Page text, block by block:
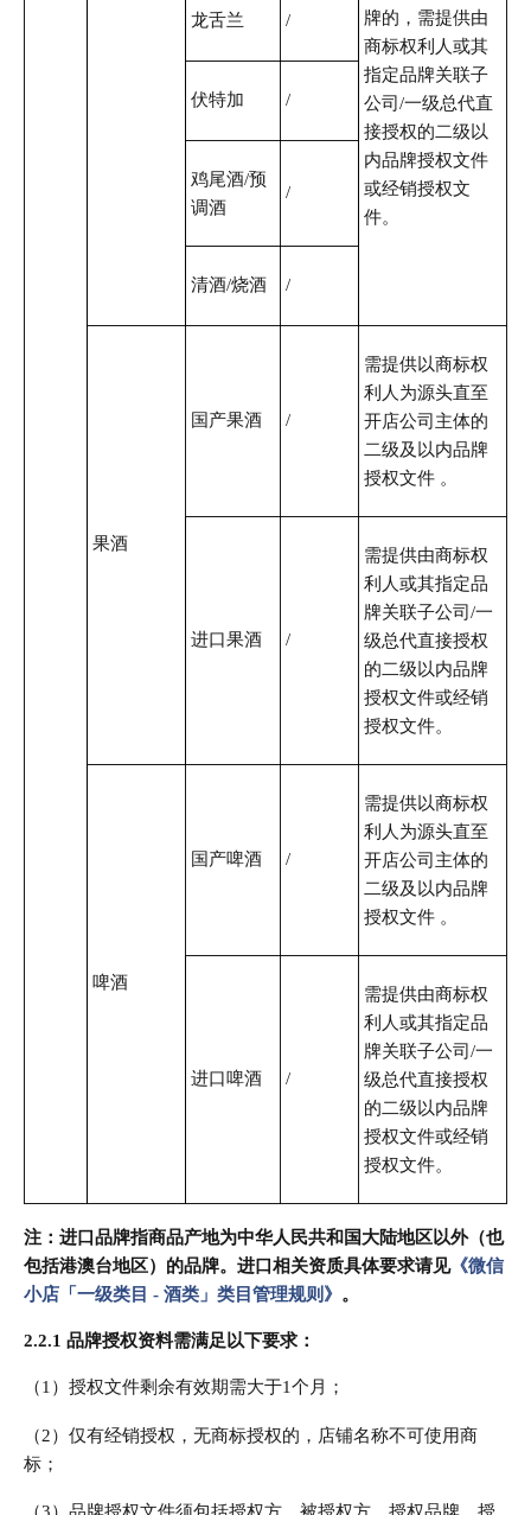
牌的，需提供由
商标权利人或其
指定品牌关联子
公司/一级总代直
接授权的二级以
内品牌授权文件
或经销授权文
件。
龙舌兰 /
伏特加 /
鸡尾酒/预
调酒
/
清酒/烧酒 /
果酒
国产果酒 /
需提供以商标权
利人为源头直至
开店公司主体的
二级及以内品牌
授权文件 。
进口果酒 /
需提供由商标权
利人或其指定品
牌关联子公司/一
级总代直接授权
的二级以内品牌
授权文件或经销
授权文件。
啤酒
国产啤酒 /
需提供以商标权
利人为源头直至
开店公司主体的
二级及以内品牌
授权文件 。
进口啤酒 /
需提供由商标权
利人或其指定品
牌关联子公司/一
级总代直接授权
的二级以内品牌
授权文件或经销
授权文件。
注：进口品牌指商品产地为中华人民共和国大陆地区以外（也
包括港澳台地区）的品牌。进口相关资质具体要求请见《微信
小店「一级类目 - 酒类」类目管理规则》 。
2.2.1 品牌授权资料需满足以下要求：
（1）授权文件剩余有效期需大于1个月；
（2）仅有经销授权，无商标授权的，店铺名称不可使用商
标；